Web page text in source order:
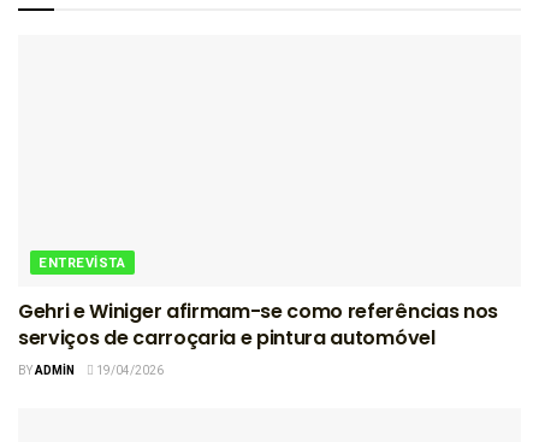
ENTREVISTA
Gehri e Winiger afirmam-se como referências nos
serviços de carroçaria e pintura automóvel
BYADMIN 19/04/2026